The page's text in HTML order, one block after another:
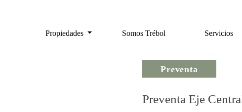
Propiedades Somos Trébol Servicios
Preventa
Preventa Eje